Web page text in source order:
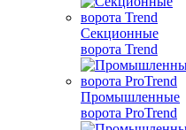
Секционные
ворота Trend
Промышленные
ворота ProTrend